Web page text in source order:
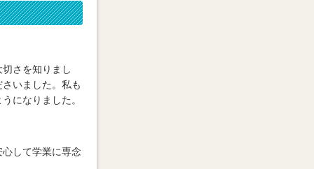
さを知りまし
いました。私も
になりました。
して学業に専念